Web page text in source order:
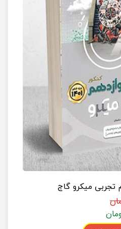
تجربی میکرو گاج